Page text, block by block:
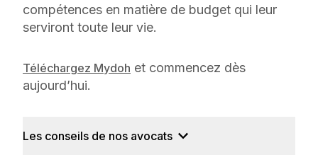
compétences en matière de budget qui leur
serviront toute leur vie.
Téléchargez Mydoh et commencez dès
aujourd’hui.
Les conseils de nos avocats